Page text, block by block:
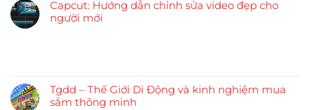
Capcut: Hướng dẫn chỉnh sửa video đẹp cho
người mới
Tgdd – Thế Giới Di Động và kinh nghiệm mua
sắm thông minh